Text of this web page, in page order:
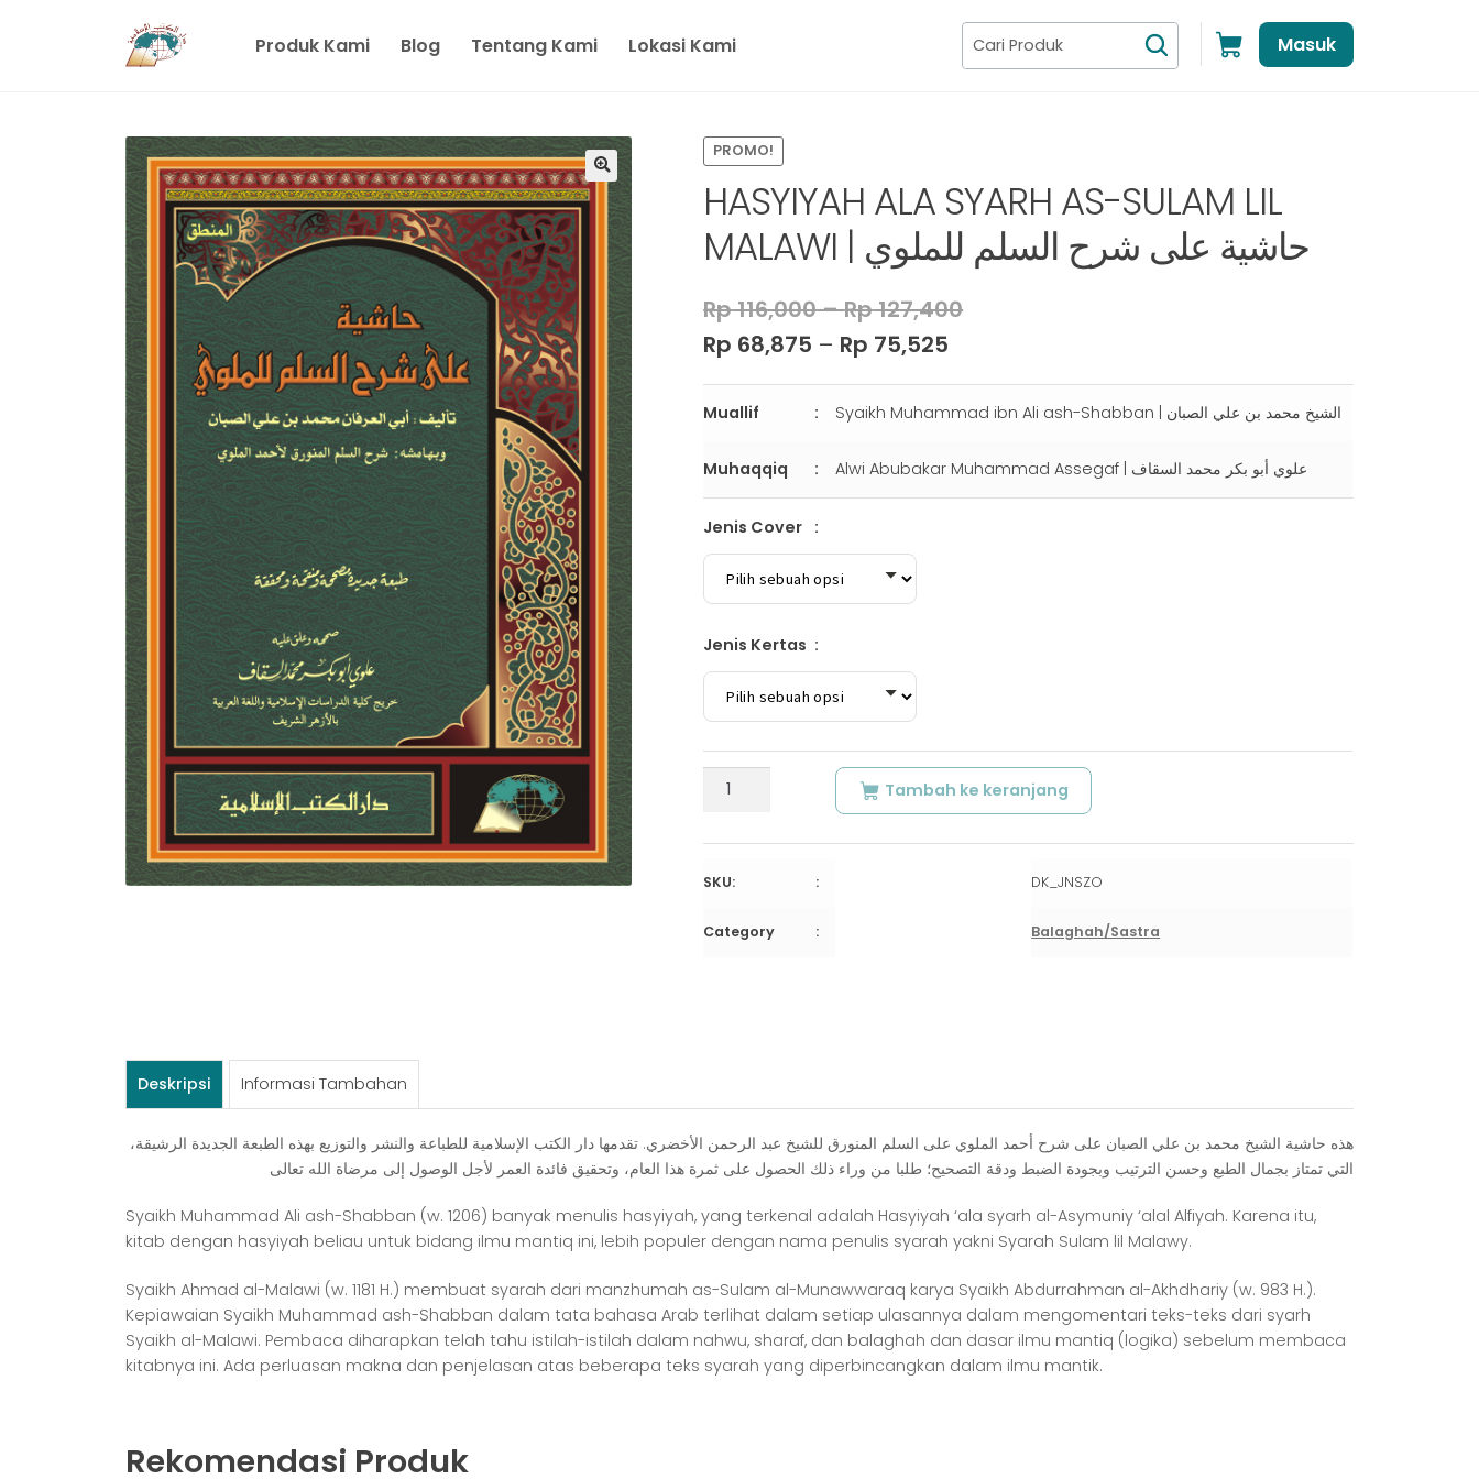
Produk Kami Blog Tentang Kami Lokasi Kami Masuk
PROMO!
HASYIYAH ALA SYARH AS-SULAM LIL
MALAWI | حاشية على شرح السلم للملوي
Rp116,000–Rp127,400
Rp 68,875 – Rp 75,525
Muallif Syaikh Muhammad ibn Ali ash-Shabban | ﺍﻟﺸﻴﺦ ﻣﺤﻤﺪ ﺑﻦ ﻋﻠﻲ ﺍﻟﺼﺒﺎﻥ
Muhaqqiq Alwi Abubakar Muhammad Assegaf | علوي أبو بكر محمد السقاف
Jenis Cover
Jenis Kertas
Kuantitas
AS-
LIL
للملوي
Tambah ke keranjang
SKU: DK_JNSZO
Category Balaghah/Sastra
Deskripsi Informasi Tambahan
ﺍﻟﺘﻲ ﺗﻤﺘﺎﺯ ﺑﺠﻤﺎﻝ ﺍﻟﻄﺒﻊ ﻭﺣﺴﻦ ﺍﻟﺘﺮﺗﻴﺐ ﻭﺑﺠﻮﺩﺓ ﺍﻟﻀﺒﻂ ﻭﺩﻗﺔ ﺍﻟﺘﺼﺤﻴﺢ؛ ﻃﻠﺒﺎ ﻣﻦ ﻭﺭﺍﺀ ﺫﻟﻚ ﺍﻟﺤﺼﻮﻝ ﻋﻠﻰ ﺛﻤﺮﺓ ﻫﺬﺍ ﺍﻟﻌﺎﻡ، ﻭﺗﺤﻘﻴﻖ ﻓﺎﺋﺪﺓ ﺍﻟﻌﻤﺮ ﻷﺟﻞ ﺍﻟﻮﺻﻮﻝ ﺇﻟﻰ ﻣﺮﺿﺎﺓ ﺍﻟﻠﻪ ﺗﻌﺎﻟﻰ
Syaikh Muhammad Ali ash-Shabban (w. 1206) banyak menulis hasyiyah, yang terkenal adalah Hasyiyah ‘ala syarh al-Asymuniy ‘alal Alfiyah. Karena itu,
kitab dengan hasyiyah beliau untuk bidang ilmu mantiq ini, lebih populer dengan nama penulis syarah yakni Syarah Sulam lil Malawy.
Syaikh Ahmad al-Malawi (w. 1181 H.) membuat syarah dari manzhumah as-Sulam al-Munawwaraq karya Syaikh Abdurrahman al-Akhdhariy (w. 983 H.).
Kepiawaian Syaikh Muhammad ash-Shabban dalam tata bahasa Arab terlihat dalam setiap ulasannya dalam mengomentari teks-teks dari syarh
Syaikh al-Malawi. Pembaca diharapkan telah tahu istilah-istilah dalam nahwu, sharaf, dan balaghah dan dasar ilmu mantiq (logika) sebelum membaca
kitabnya ini. Ada perluasan makna dan penjelasan atas beberapa teks syarah yang diperbincangkan dalam ilmu mantik.
Rekomendasi Produk